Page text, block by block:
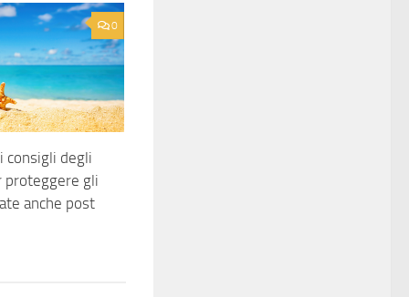
0
consigli degli
proteggere gli
anche post